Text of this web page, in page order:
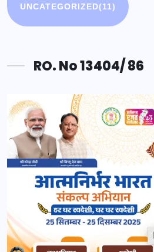
UNCATEGORIZED(11)
RO. No 13404/ 86